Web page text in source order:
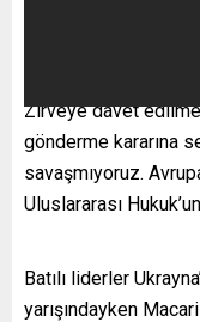
Zirveye davet
gönderme kararına
savaşmıyoruz.
Uluslararası
Batılı liderler
yarışındayken